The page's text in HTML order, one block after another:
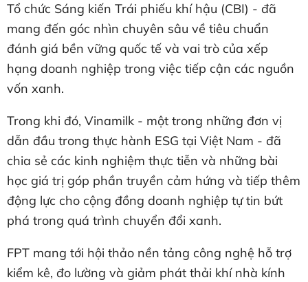
Tổ chức Sáng kiến Trái phiếu khí hậu (CBI) - đã
mang đến góc nhìn chuyên sâu về tiêu chuẩn
đánh giá bền vững quốc tế và vai trò của xếp
hạng doanh nghiệp trong việc tiếp cận các nguồn
vốn xanh.
Trong khi đó, Vinamilk - một trong những đơn vị
dẫn đầu trong thực hành ESG tại Việt Nam - đã
chia sẻ các kinh nghiệm thực tiễn và những bài
học giá trị góp phần truyền cảm hứng và tiếp thêm
động lực cho cộng đồng doanh nghiệp tự tin bứt
phá trong quá trình chuyển đổi xanh.
FPT mang tới hội thảo nền tảng công nghệ hỗ trợ
kiểm kê, đo lường và giảm phát thải khí nhà kính